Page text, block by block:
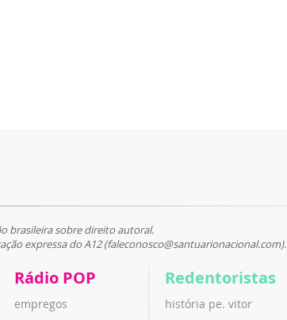
brasileira sobre direito autoral.
expressa do A12 (faleconosco@santuarionacional.com).
Rádio POP
empregos
Redentoristas
história pe. vitor